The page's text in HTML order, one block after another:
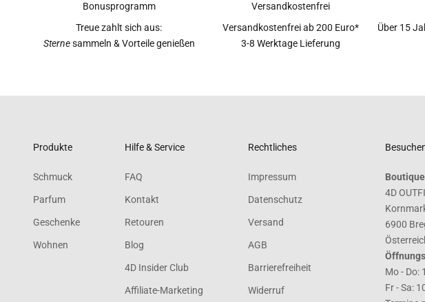
Bonusprogramm
Treue zahlt sich aus:
Sternesammeln & Vorteile genießen
Versandkostenfrei
Versandkostenfrei ab 200 Euro*
3-8 Werktage Lieferung
Über 15
Produkte
Schmuck
Parfum
Geschenke
Wohnen
Hilfe & Service
FAQ
Kontakt
Retouren
Blog
4D Insider Club
Affiliate-Marketing
Rechtliches
Impressum
Datenschutz
Versand
AGB
Barrierefreiheit
Widerruf
4D
6900
Mo - Do:
Fr - Sa: